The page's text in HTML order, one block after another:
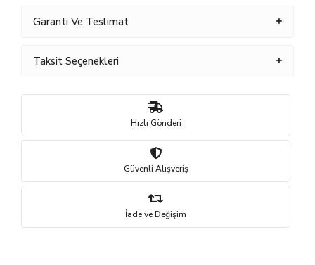
Garanti Ve Teslimat
Taksit Seçenekleri
Hızlı Gönderi
Güvenli Alışveriş
İade ve Değişim